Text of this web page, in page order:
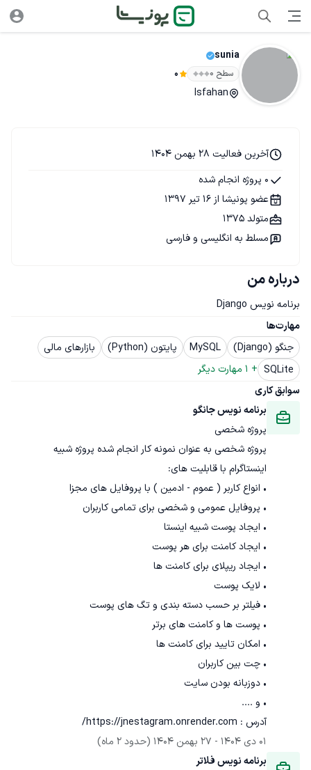
sunia
سطح ۰ 0
Isfahan
درباره من
برنامه نویس Django
مهارت‌ها
جنگو (Django)
MySQL پایتون (Python)
بازارهای مالی
SQLite
+
1 مهارت دیگر
سوابق کاری
برنامه نویس جانگو
پروژه شخصی
پروژه شخصی به عنوان نمونه کار انجام شده پروژه شبیه
آدرس : https://jnestagram.onrender.com/
01 دی 1404
- 27 بهمن 1404
(حدود 2 ماه)
برنامه نویس فلاتر
آخرین فعالیت 28 بهمن 1404
0 پروژه انجام شده
عضو پونیشا از 16 تیر 1397
متولد 1375
مسلط به انگلیسی و فارسی